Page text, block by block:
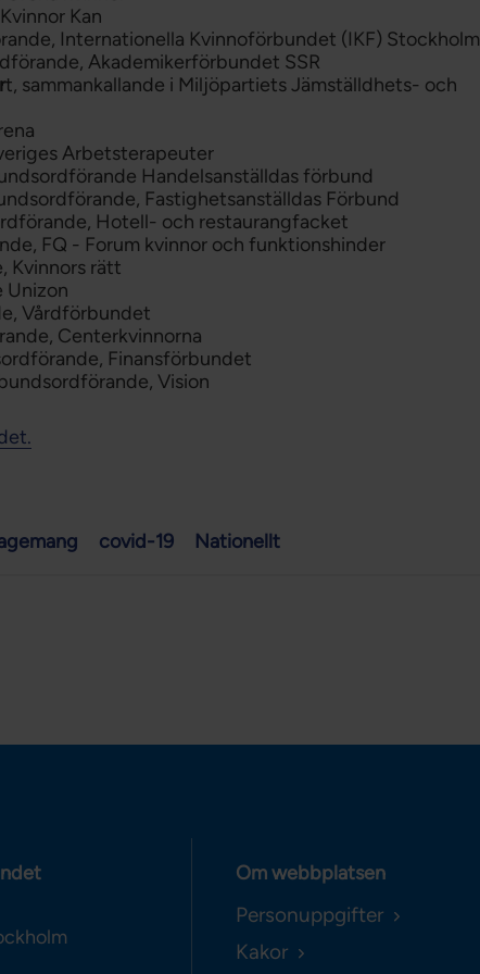
Kan
Internationella Kvinnoförbundet (IKF) Stockholm
Akademikerförbundet SSR
t, sammankallande i Miljöpartiets Jämställdhets- och
Arbetsterapeuter
Handelsanställdas förbund
Fastighetsanställdas Förbund
Hotell- och restaurangfacket
FQ - Forum kvinnor och funktionshinder
Kvinnors rätt
Unizon
Vårdförbundet
Centerkvinnorna
Finansförbundet
Vision
covid-19 Nationellt
Om webbplatsen
Personuppgifter
Kakor